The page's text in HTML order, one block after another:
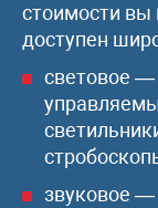
стоимости вы
доступен
световое —
звуковое —